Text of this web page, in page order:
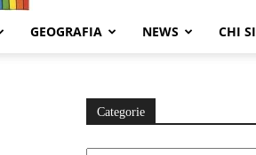
GEOGRAFIA NEWS CHI
Categorie
Categorie